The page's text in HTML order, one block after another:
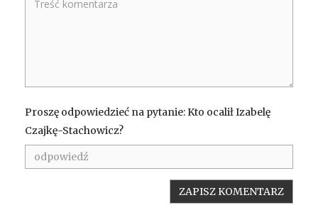
Proszę odpowiedzieć na pytanie: Kto ocalił Izabelę
Czajkę-Stachowicz?